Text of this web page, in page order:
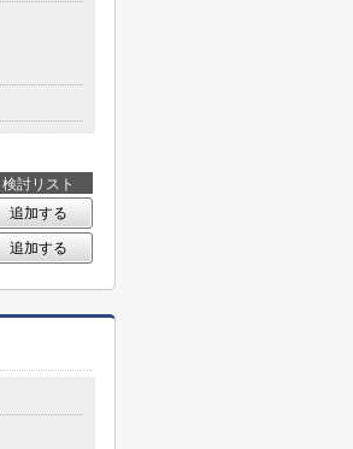
検討リスト
追加する
追加する